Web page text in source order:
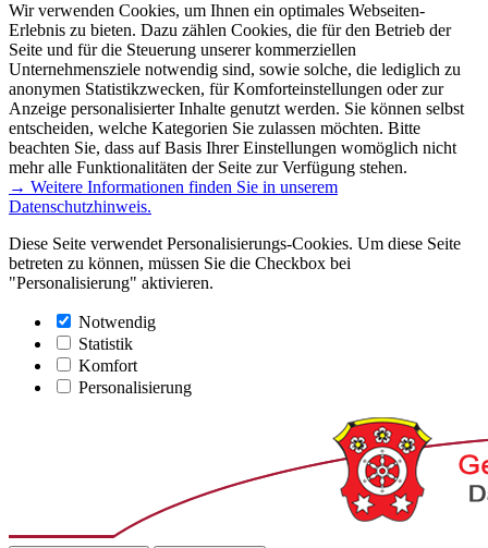
Wir verwenden Cookies, um Ihnen ein optimales Webseiten-
Erlebnis zu bieten. Dazu zählen Cookies, die für den Betrieb der
Seite und für die Steuerung unserer kommerziellen
Unternehmensziele notwendig sind, sowie solche, die lediglich zu
anonymen Statistikzwecken, für Komforteinstellungen oder zur
Anzeige personalisierter Inhalte genutzt werden. Sie können selbst
entscheiden, welche Kategorien Sie zulassen möchten. Bitte
beachten Sie, dass auf Basis Ihrer Einstellungen womöglich nicht
mehr alle Funktionalitäten der Seite zur Verfügung stehen.
→ Weitere Informationen finden Sie in unserem
Datenschutzhinweis.
Diese Seite verwendet Personalisierungs-Cookies. Um diese Seite
betreten zu können, müssen Sie die Checkbox bei
"Personalisierung" aktivieren.
Notwendig
Statistik
Komfort
Personalisierung